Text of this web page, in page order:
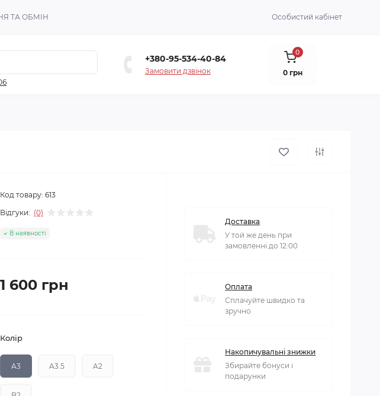
ТА ОБМІН Особистий кабінет
+380-95-534-40-84
Замовити дзвінок
0
0 грн
Код товару: 613
Відгуки: (0)
В наявності
1 600 грн
Колір
A3 A3.5 A2
Доставка
У той же день при
замовленні до 12:00
Оплата
Сплачуйте швидко та
зручно
Накопичувальні знижки
Збирайте бонуси і
подарунки